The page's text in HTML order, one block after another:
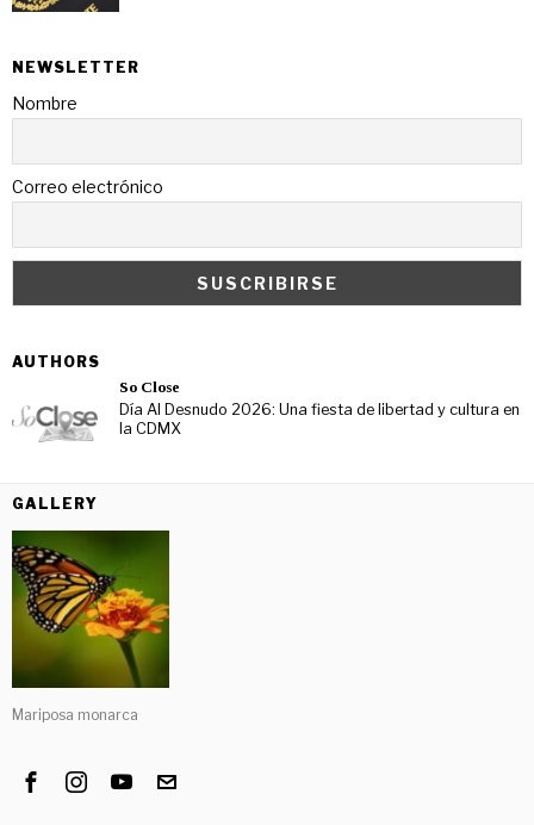
NEWSLETTER
Nombre
Correo electrónico
AUTHORS
So Close
Día Al Desnudo 2026: Una fiesta de libertad y cultura en
la CDMX
GALLERY
Mariposa monarca